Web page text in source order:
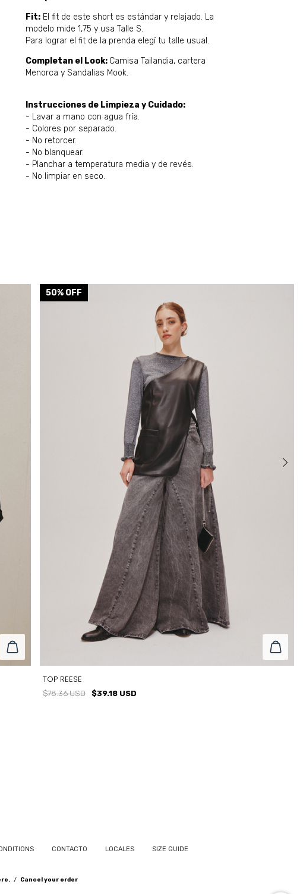
Fit: El fit de este short es estándar y relajado. La
modelo mide 1,75 y usa Talle S.
Para lograr el fit de la prenda elegí tu talle usual.
Completan el Look: Camisa Tailandia, cartera
Menorca y Sandalias Mook.
Instrucciones de Limpieza y Cuidado:
- Lavar a mano con agua fría.
- Colores por separado.
- No retorcer.
- No blanquear.
- Planchar a temperatura media y de revés.
- No limpiar en seco.
50% OFF
TOP REESE
$78.36 USD $39.18 USD
CONTACTO LOCALES SIZE GUIDE
/ Cancel your order